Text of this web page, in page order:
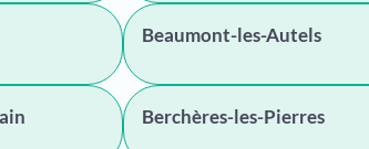
Beaumont-les-Autels
Berchères-les-Pierres